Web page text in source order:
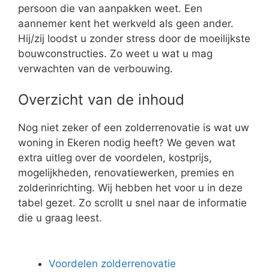
persoon die van aanpakken weet. Een
aannemer kent het werkveld als geen ander.
Hij/zij loodst u zonder stress door de moeilijkste
bouwconstructies. Zo weet u wat u mag
verwachten van de verbouwing.
Overzicht van de inhoud
Nog niet zeker of een zolderrenovatie is wat uw
woning in Ekeren nodig heeft? We geven wat
extra uitleg over de voordelen, kostprijs,
mogelijkheden, renovatiewerken, premies en
zolderinrichting. Wij hebben het voor u in deze
tabel gezet. Zo scrollt u snel naar de informatie
die u graag leest.
Voordelen zolderrenovatie